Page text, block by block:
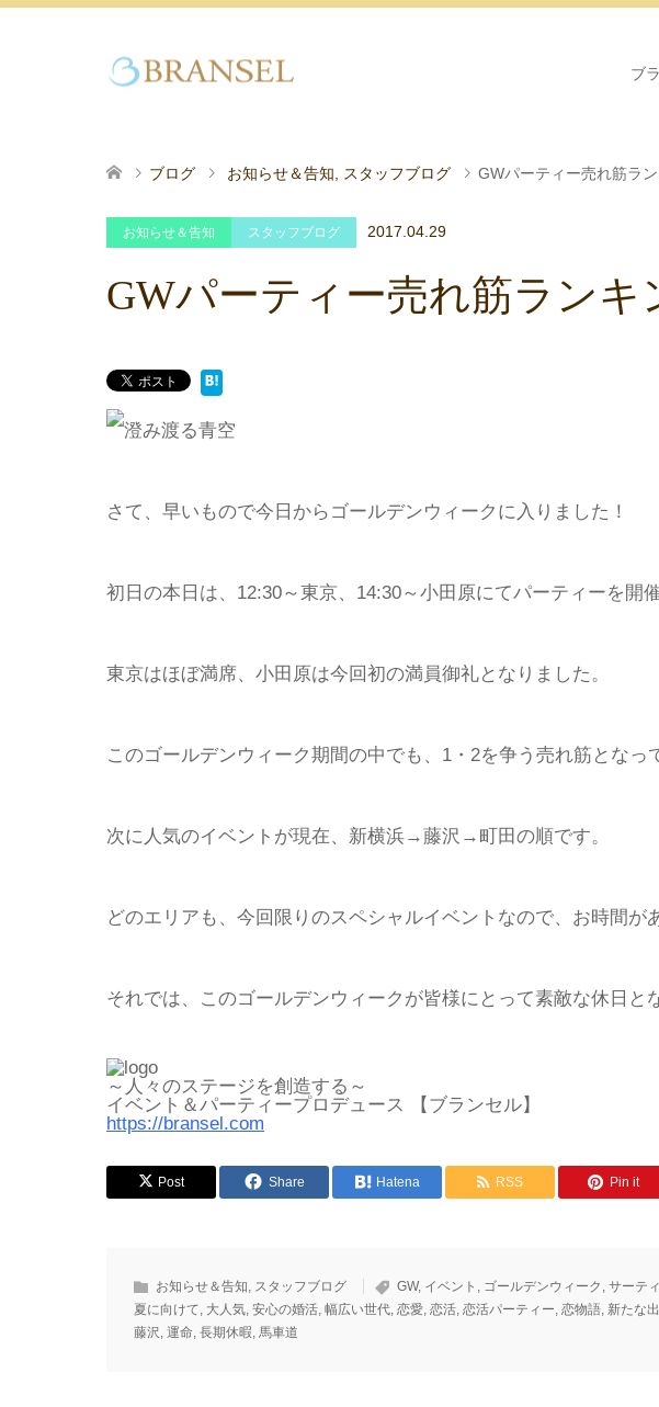
ブ
ブログ お知らせ＆告知 スタッフブログ GWパーティー売れ筋ラ
お知らせ＆告知 スタッフブログ 2017.04.29
GWパーティー売れ筋ランキ
さて、早いもので今日からゴールデンウィークに入りました！
初日の本日は、12:30～東京、14:30～小田原にてパーティーを開
東京はほぼ満席、小田原は今回初の満員御礼となりました。
このゴールデンウィーク期間の中でも、1・2を争う売れ筋となっ
次に人気のイベントが現在、新横浜→藤沢→町田の順です。
どのエリアも、今回限りのスペシャルイベントなので、お時間が
それでは、このゴールデンウィークが皆様にとって素敵な休日と
～人々のステージを創造する～
イベント＆パーティープロデュース 【ブランセル】
https://bransel.com
Post Share Hatena RSS Pin it
お知らせ＆告知, スタッフブログ GW, イベント , ゴールデンウィーク , サーテ
夏に向けて, 大人気, 安心の婚活, 幅広い世代, 恋愛, 恋活, 恋活パーティー, 恋物語, 新たな
藤沢, 運命, 長期休暇, 馬車道